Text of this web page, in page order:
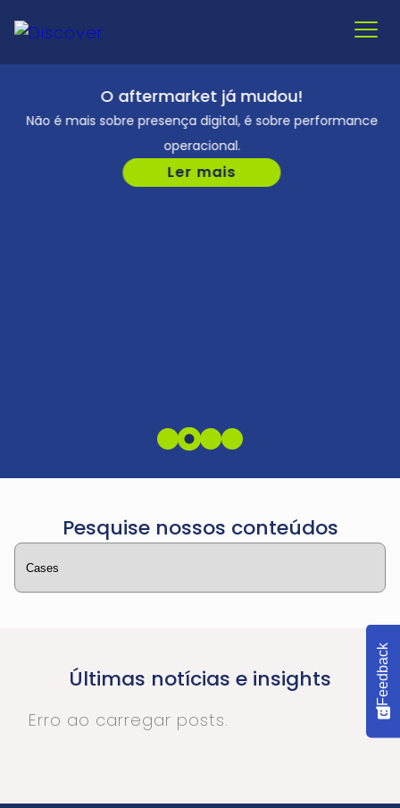
Quem SomosO aftermarket já mudou!
Não é mais sobre presença digital, é sobre performance
operacional.
Ler mais
Pesquise nossos conteúdos
Últimas notícias e insights
Erro ao carregar posts.
Feedback